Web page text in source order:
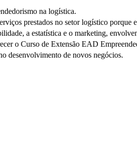
na logística.
prestados no setor logístico
a estatística e o marketing,
o Curso de Extensão EAD
desenvolvimento de novos negócios.